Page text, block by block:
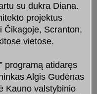
su dukra Diana.
projektus
Čikagoje, Scranton,
vietose.
programą atidaręs
Algis Gudėnas
Kauno valstybinio